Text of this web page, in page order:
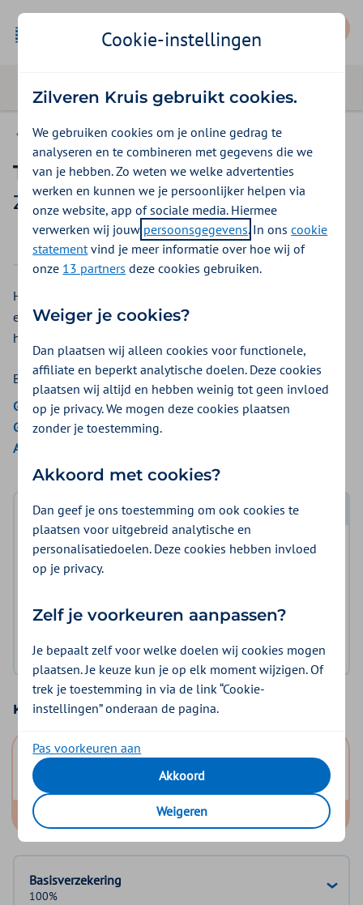
Basis Exclusief
Transferhulpmiddelen
Zilveren Kruis vergoeding 2026
2025 2026
Heeft u moeite met zitten of staan? Bij Zilveren Kruis krijgt u
een vergoeding voor transferhulpmiddelen. Dit zijn
hulpmiddelen die u helpen bij het zitten en staan.
Bekijk de vergoedingen van:
Gemeenten Optimaal
Gemeente Amsterdam
Aon Vitaal
Log in met DigiD
Log in en bekijk welke vergoeding en voorwaarden
voor u gelden.
Log in met DigiD
Geen DigiD?Vraag aan
Kies uw basisverzekering
Basis Zeker
Basis Exclusief
Basisverzekering
100%
Cookie-instellingen
Zilveren Kruis gebruikt cookies.
We gebruiken cookies om je online gedrag te
analyseren en te combineren met gegevens die we
van je hebben. Zo weten we welke advertenties
werken en kunnen we je persoonlijker helpen via
onze website, app of sociale media. Hiermee
verwerken wij jouw persoonsgegevens. In onscookie
statementvind je meer informatie over hoe wij of
onze 13 partners deze cookies gebruiken.
Weiger je cookies?
Dan plaatsen wij alleen cookies voor functionele,
affiliate en beperkt analytische doelen. Deze cookies
plaatsen wij altijd en hebben weinig tot geen invloed
op je privacy. We mogen deze cookies plaatsen
zonder je toestemming.
Akkoord met cookies?
Dan geef je ons toestemming om ook cookies te
plaatsen voor uitgebreid analytische en
personalisatiedoelen. Deze cookies hebben invloed
op je privacy.
Zelf je voorkeuren aanpassen?
Je bepaalt zelf voor welke doelen wij cookies mogen
plaatsen. Je keuze kun je op elk moment wijzigen. Of
trek je toestemming in via de link “Cookie-
instellingen” onderaan de pagina.
Pas voorkeuren aan
Akkoord
Weigeren